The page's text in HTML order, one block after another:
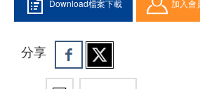
Download檔案下載 加入會
分享